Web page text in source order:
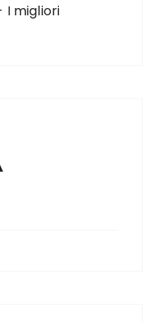
I migliori